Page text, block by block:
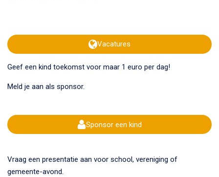
Vacatures
Geef een kind toekomst voor maar 1 euro per dag!
Meld je aan als sponsor.
Sponsor een kind
Vraag een presentatie aan voor school, vereniging of
gemeente-avond.